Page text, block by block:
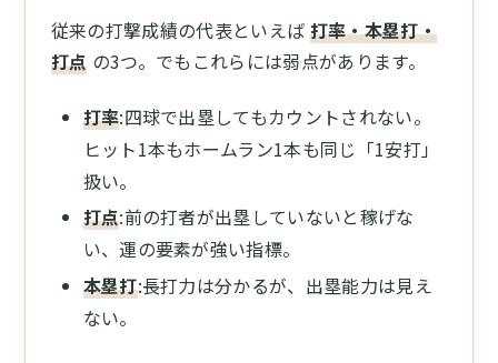
従来の打撃成績の代表といえば 打率・本塁打・
打点 の3つ。でもこれらには弱点があります。
打率:四球で出塁してもカウントされない。
ヒット1本もホームラン1本も同じ「1安打」
扱い。
打点:前の打者が出塁していないと稼げな
い、運の要素が強い指標。
本塁打:長打力は分かるが、出塁能力は見え
ない。